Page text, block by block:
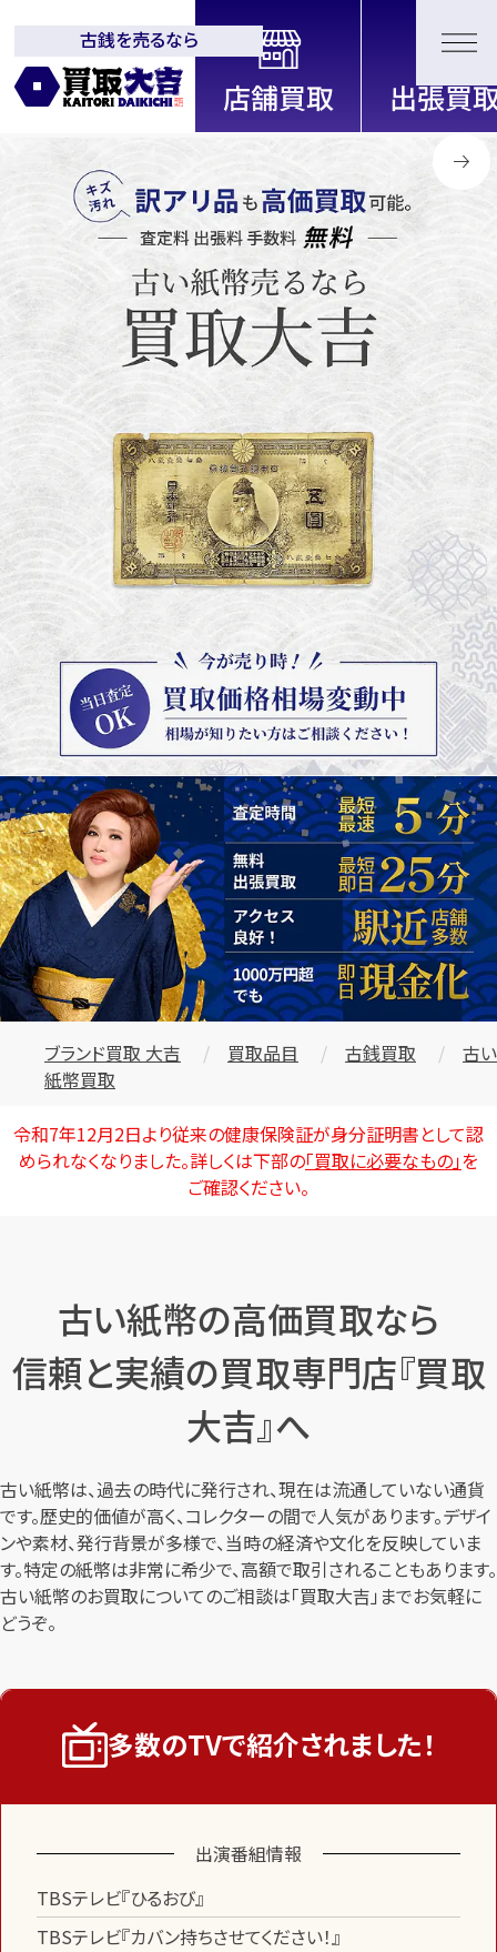
全国2200店舗以上展開中！
信頼と実績の買取専門店「買取大
吉」
古銭を売るなら
始除く)
メールで無料相談する
ブランド買取 大吉 買取品目 古銭買取
古い
紙幣買取
令和7年12月2日より従来の健康保険証が身分証明書として認
められなくなりました。詳しくは下部の「買取に必要なもの」を
ご確認ください。
古い紙幣の高価買取なら
信頼と実績の買取専門店『買取
大吉』へ
古い紙幣は、過去の時代に発行され、現在は流通していない通貨
です。歴史的価値が高く、コレクターの間で人気があります。デザイ
ンや素材、発行背景が多様で、当時の経済や文化を反映していま
す。特定の紙幣は非常に希少で、高額で取引されることもあります。
古い紙幣のお買取についてのご相談は「買取大吉」までお気軽に
どうぞ。
多数のTVで紹介されました！
出演番組情報
TBSテレビ『ひるおび』
TBSテレビ『カバン持ちさせてください！』